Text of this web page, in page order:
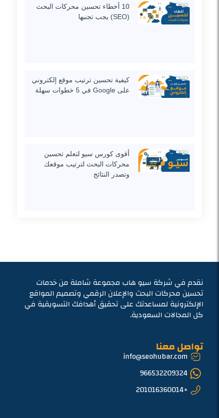
10 أخطاء تحسين محركات البحث
(SEO) يجب تجنبها
كيفية تحسين ترتيب موقع إلكتروني
على Google في 5 خطوات سهلة
أقوى كورس سيو لتعلم تحسين
محركات البحث لترتيب موقعك
وتصدر النتائج
نقدم في شركة سيو هاب مجموعة شاملة من خدمات
تحسين محركات البحث والإعلان الرقمي وتصميم المواقع
الإلكترونية لمساعدتك على تحقيق أهدافك التسويقية في
كل المجالات السعودية.
تواصل معنا
info@seohubar.com
966532209324
+201016360014